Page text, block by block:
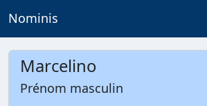
Nominis
Marcelino
Prénom masculin